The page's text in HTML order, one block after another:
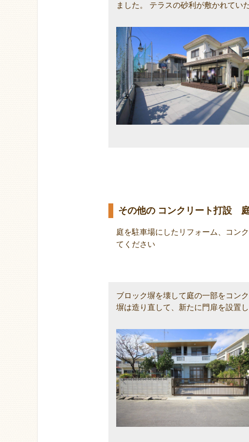
ました。 テラスの砂利が敷かれてい
その他の コンクリート打設
庭を駐車場にしたリフォーム、コン
てください
ブロック塀を壊して庭の一部をコン
塀は造り直して、新たに門扉を設置